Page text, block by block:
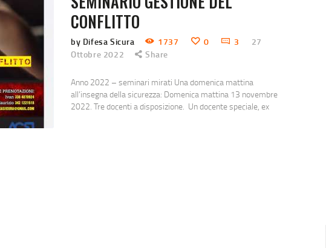
CONFLITTO
by Difesa Sicura 1737 0 3
27
Ottobre 2022
Share
Anno 2022 – seminari mirati Una domenica mattina
all’insegna della sicurezza: Domenica mattina 13 novembre
2022. Tre docenti a disposizione. Un docente speciale, ex